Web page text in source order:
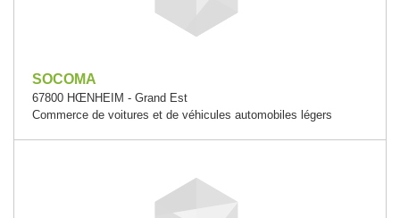
SOCOMA
67800 HŒNHEIM - Grand Est
Commerce de voitures et de véhicules automobiles légers